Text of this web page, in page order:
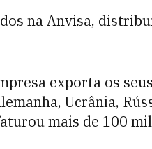
na Anvisa,
exporta os
Ucrânia,
mais de 100